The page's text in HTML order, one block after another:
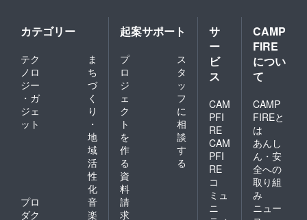
ンク の
有効期
限：
2021年
11月1
日〜
2022年
日の18
時以降
は100%
（使用
予定
だった
リター
化）と
させて
いただ
きま
す。
・リ
ターン
のご利
用は繁
忙期な
どには
と来店
不可と
させて
いただ
きます
※代理
での来
可とさ
せてい
ただき
ます
【注意
事項】
・ご
予約の
キャン
セルに
つきま
カテゴリー
テク
ノロ
ジー
・ガ
ジェ
ット
ま
ち
づ
く
り
・
地
域
活
性
化
プロ
ダク
音
楽
起案サポート
プ
ロ
ジ
ェ
ク
ト
を
作
る
ス
タ
ッ
フ
に
相
談
す
る
資
料
請
求
サ
ー
ビ
ス
CAM
PFI
RE
CAM
PFI
RE
コ
ミュ
ニ
CAMP
FIRE
につい
て
CAMP
FIREと
は
あんし
ん・安
全への
取り組
み
ニュー